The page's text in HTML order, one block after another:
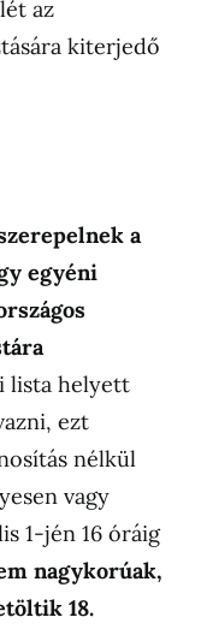
az
kiterjedő
a
egyéni
lista helyett
ezt
nélkül
vagy
1-jén 16 óráig
nagykorúak,
18.